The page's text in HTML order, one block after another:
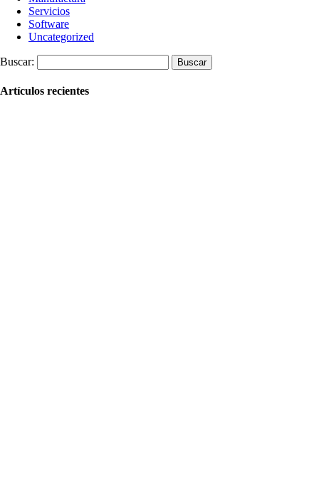
Servicios
Software
Uncategorized
Buscar:
Artículos recientes